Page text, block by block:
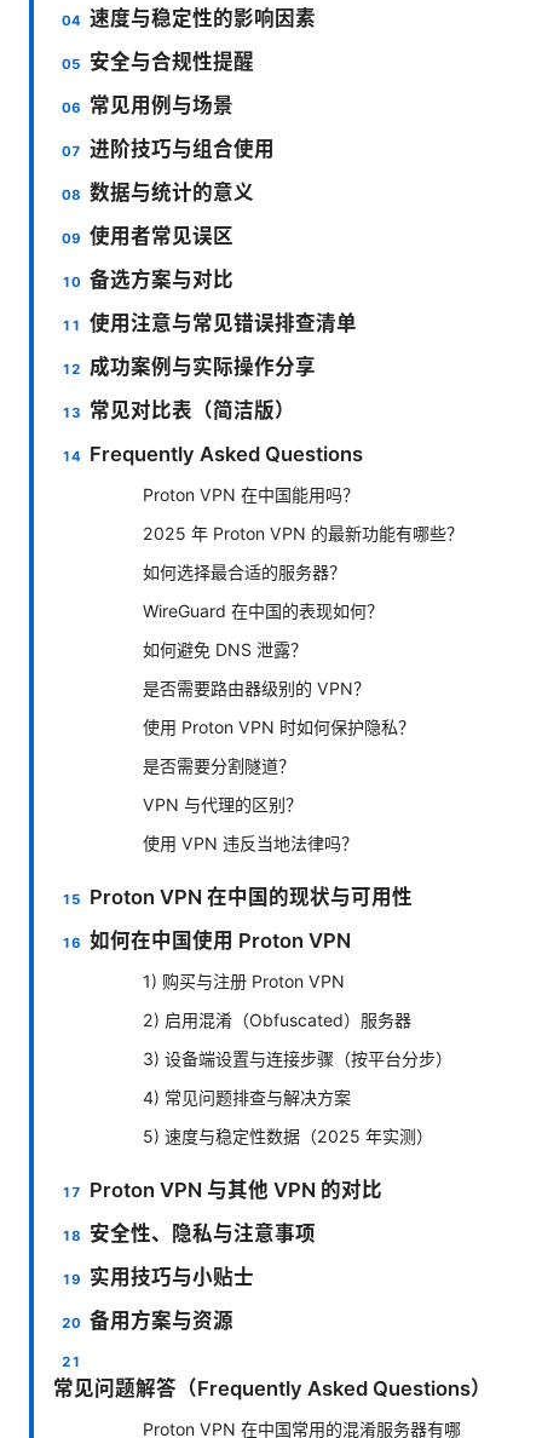
速度与稳定性的影响因素
安全与合规性提醒
常见用例与场景
进阶技巧与组合使用
数据与统计的意义
使用者常见误区
备选方案与对比
使用注意与常见错误排查清单
成功案例与实际操作分享
常见对比表（简洁版）
Frequently Asked Questions
Proton VPN 在中国能用吗？
2025 年 Proton VPN 的最新功能有哪些？
如何选择最合适的服务器？
WireGuard 在中国的表现如何？
如何避免 DNS 泄露？
是否需要路由器级别的 VPN？
使用 Proton VPN 时如何保护隐私？
是否需要分割隧道？
VPN 与代理的区别？
使用 VPN 违反当地法律吗？
Proton VPN 在中国的现状与可用性
如何在中国使用 Proton VPN
1) 购买与注册 Proton VPN
2) 启用混淆（Obfuscated）服务器
3) 设备端设置与连接步骤（按平台分步）
4) 常见问题排查与解决方案
5) 速度与稳定性数据（2025 年实测）
Proton VPN 与其他 VPN 的对比
安全性、隐私与注意事项
实用技巧与小贴士
备用方案与资源
常见问题解答（Frequently Asked Questions）
Proton VPN 在中国常用的混淆服务器有哪